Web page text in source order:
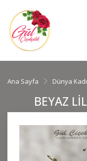
Ana Sayfa Dünya
BEYAZ